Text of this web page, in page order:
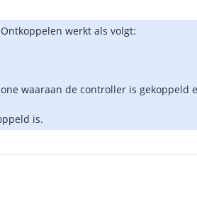
werkt als volgt:
waaraan de controller is gekoppeld
is.